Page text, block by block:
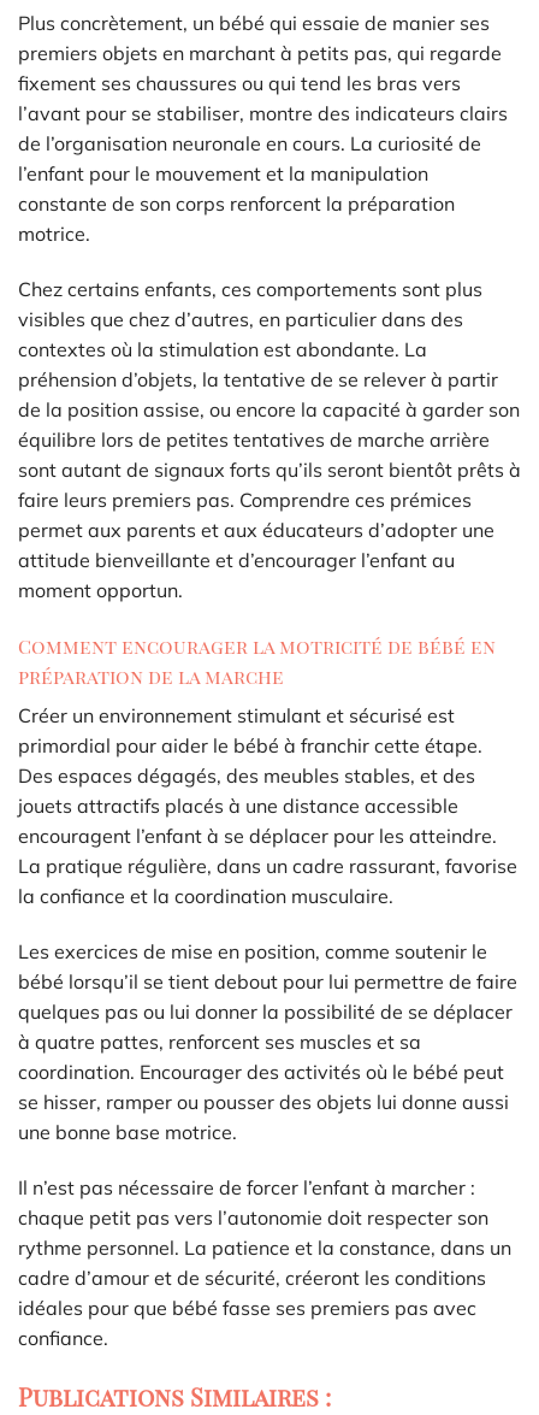
Plus concrètement, un bébé qui essaie de manier ses
premiers objets en marchant à petits pas, qui regarde
fixement ses chaussures ou qui tend les bras vers
l’avant pour se stabiliser, montre des indicateurs clairs
de l’organisation neuronale en cours. La curiosité de
l’enfant pour le mouvement et la manipulation
constante de son corps renforcent la préparation
motrice.
Chez certains enfants, ces comportements sont plus
visibles que chez d’autres, en particulier dans des
contextes où la stimulation est abondante. La
préhension d’objets, la tentative de se relever à partir
de la position assise, ou encore la capacité à garder son
équilibre lors de petites tentatives de marche arrière
sont autant de signaux forts qu’ils seront bientôt prêts à
faire leurs premiers pas. Comprendre ces prémices
permet aux parents et aux éducateurs d’adopter une
attitude bienveillante et d’encourager l’enfant au
moment opportun.
Comment encourager la motricité de bébé en
préparation de la marche
Créer un environnement stimulant et sécurisé est
primordial pour aider le bébé à franchir cette étape.
Des espaces dégagés, des meubles stables, et des
jouets attractifs placés à une distance accessible
encouragent l’enfant à se déplacer pour les atteindre.
La pratique régulière, dans un cadre rassurant, favorise
la confiance et la coordination musculaire.
Les exercices de mise en position, comme soutenir le
bébé lorsqu’il se tient debout pour lui permettre de faire
quelques pas ou lui donner la possibilité de se déplacer
à quatre pattes, renforcent ses muscles et sa
coordination. Encourager des activités où le bébé peut
se hisser, ramper ou pousser des objets lui donne aussi
une bonne base motrice.
Il n’est pas nécessaire de forcer l’enfant à marcher :
chaque petit pas vers l’autonomie doit respecter son
rythme personnel. La patience et la constance, dans un
cadre d’amour et de sécurité, créeront les conditions
idéales pour que bébé fasse ses premiers pas avec
confiance.
Publications Similaires :